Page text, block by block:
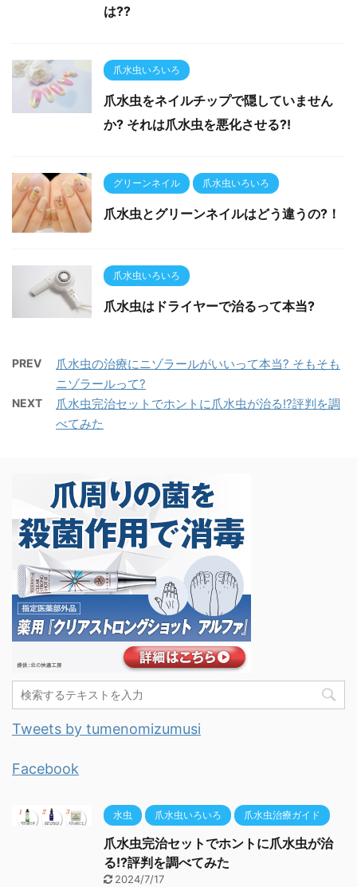
は??
爪水虫いろいろ
爪水虫をネイルチップで隠していません
か? それは爪水虫を悪化させる?!
グリーンネイル 爪水虫いろいろ
爪水虫とグリーンネイルはどう違うの?！
爪水虫いろいろ
爪水虫はドライヤーで治るって本当?
PREV
爪水虫の治療にニゾラールがいいって本当? そもそも
ニゾラールって?
NEXT
爪水虫完治セットでホントに爪水虫が治る!?評判を調
べてみた
Tweets by tumenomizumusi
Facebook
水虫 爪水虫いろいろ 爪水虫治療ガイド
爪水虫完治セットでホントに爪水虫が治
る!?評判を調べてみた
2024/7/17